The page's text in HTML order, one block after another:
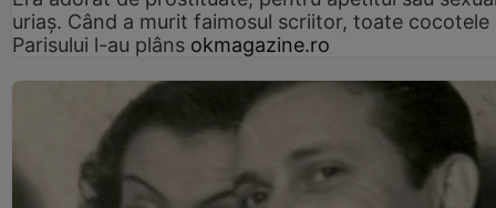
uriaș. Când a murit faimosul scriitor, toate cocotele
Parisului l-au plâns okmagazine.ro